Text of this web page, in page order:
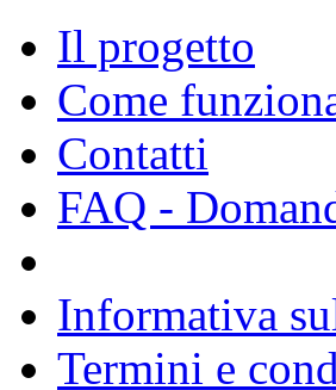
Il progetto
Come
Contatti
FAQ -
Informativa
Termini e